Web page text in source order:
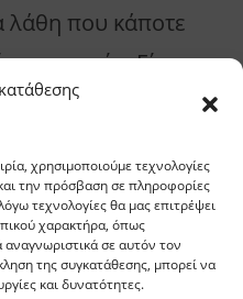
χρησιμοποιούμε τεχνολογίες
την πρόσβαση σε πληροφορίες
τεχνολογίες θα μας επιτρέψει
χαρακτήρα, όπως
σε αυτόν τον
της συγκατάθεσης, μπορεί να
και δυνατότητες.
λάθη που κάποτε
ευκαιρία. Είναι
από τα λάθη μας
εξελίξεις όσο
που αναδύεται